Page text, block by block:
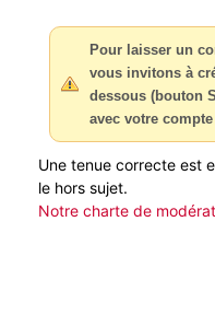
Pour laisser un
vous invitons à
dessous (bouton
avec votre
Une tenue correcte est
le hors sujet.
Notre charte de